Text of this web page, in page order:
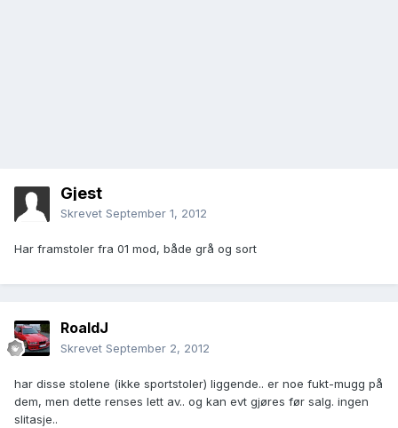
Gjest
Skrevet September 1, 2012
Har framstoler fra 01 mod, både grå og sort
RoaldJ
Skrevet September 2, 2012
har disse stolene (ikke sportstoler) liggende.. er noe fukt-mugg på
dem, men dette renses lett av.. og kan evt gjøres før salg. ingen
slitasje..